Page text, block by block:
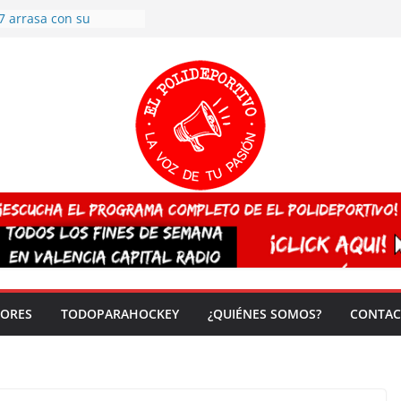
arrasa con su
España sub20
del mundo
vez!
TODOPARAHOCKEY ¿QUIÉNES SOMOS?